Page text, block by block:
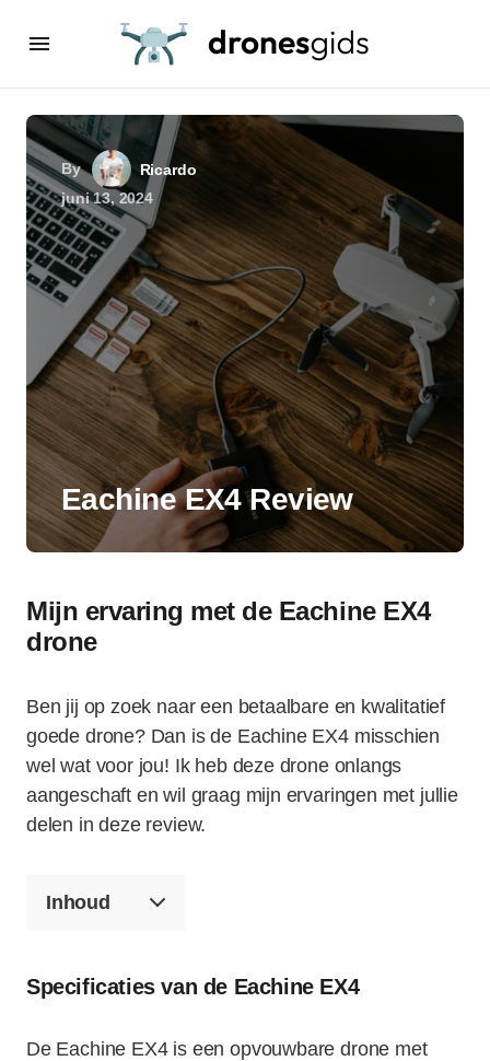
By
Ricardo
juni 13, 2024
Eachine EX4 Review
Mijn ervaring met de Eachine EX4
drone
Ben jij op zoek naar een betaalbare en kwalitatief
goede drone? Dan is de Eachine EX4 misschien
wel wat voor jou! Ik heb deze drone onlangs
aangeschaft en wil graag mijn ervaringen met jullie
delen in deze review.
Inhoud
Specificaties van de Eachine EX4
De Eachine EX4 is een opvouwbare drone met